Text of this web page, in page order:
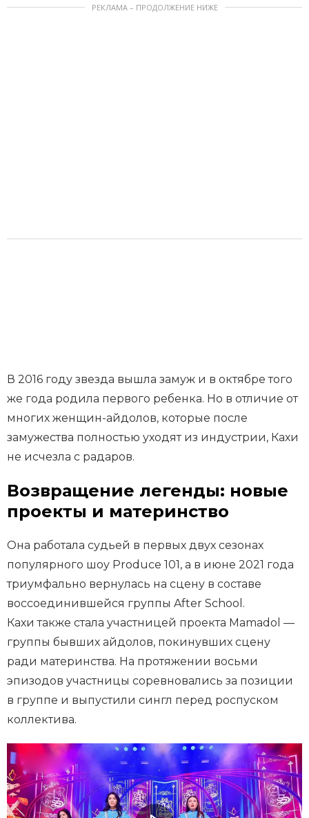
РЕКЛАМА – ПРОДОЛЖЕНИЕ НИЖЕ
В 2016 году звезда вышла замуж и в октябре того
же года родила первого ребенка. Но в отличие от
многих женщин-айдолов, которые после
замужества полностью уходят из индустрии, Кахи
не исчезла с радаров.
Возвращение легенды: новые
проекты и материнство
Она работала судьей в первых двух сезонах
популярного шоу Produce 101, а в июне 2021 года
триумфально вернулась на сцену в составе
воссоединившейся группы After School.
Кахи также стала участницей проекта Mamadol —
группы бывших айдолов, покинувших сцену
ради материнства. На протяжении восьми
эпизодов участницы соревновались за позиции
в группе и выпустили сингл перед роспуском
коллектива.